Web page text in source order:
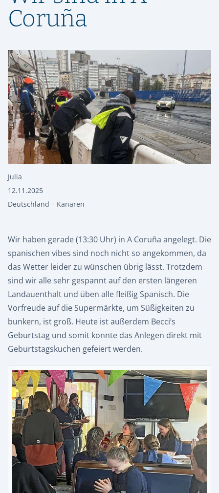
Coruña
Julia
12.11.2025
Deutschland – Kanaren
Wir haben gerade (13:30 Uhr) in A Coruña angelegt. Die
spanischen vibes sind noch nicht so angekommen, da
das Wetter leider zu wünschen übrig lässt. Trotzdem
sind wir alle sehr gespannt auf den ersten längeren
Landauenthalt und üben alle fleißig Spanisch. Die
Vorfreude auf die Supermärkte, um Süßigkeiten zu
bunkern, ist groß. Heute ist außerdem Becci‘s
Geburtstag und somit konnte das Anlegen direkt mit
Geburtstagskuchen gefeiert werden.